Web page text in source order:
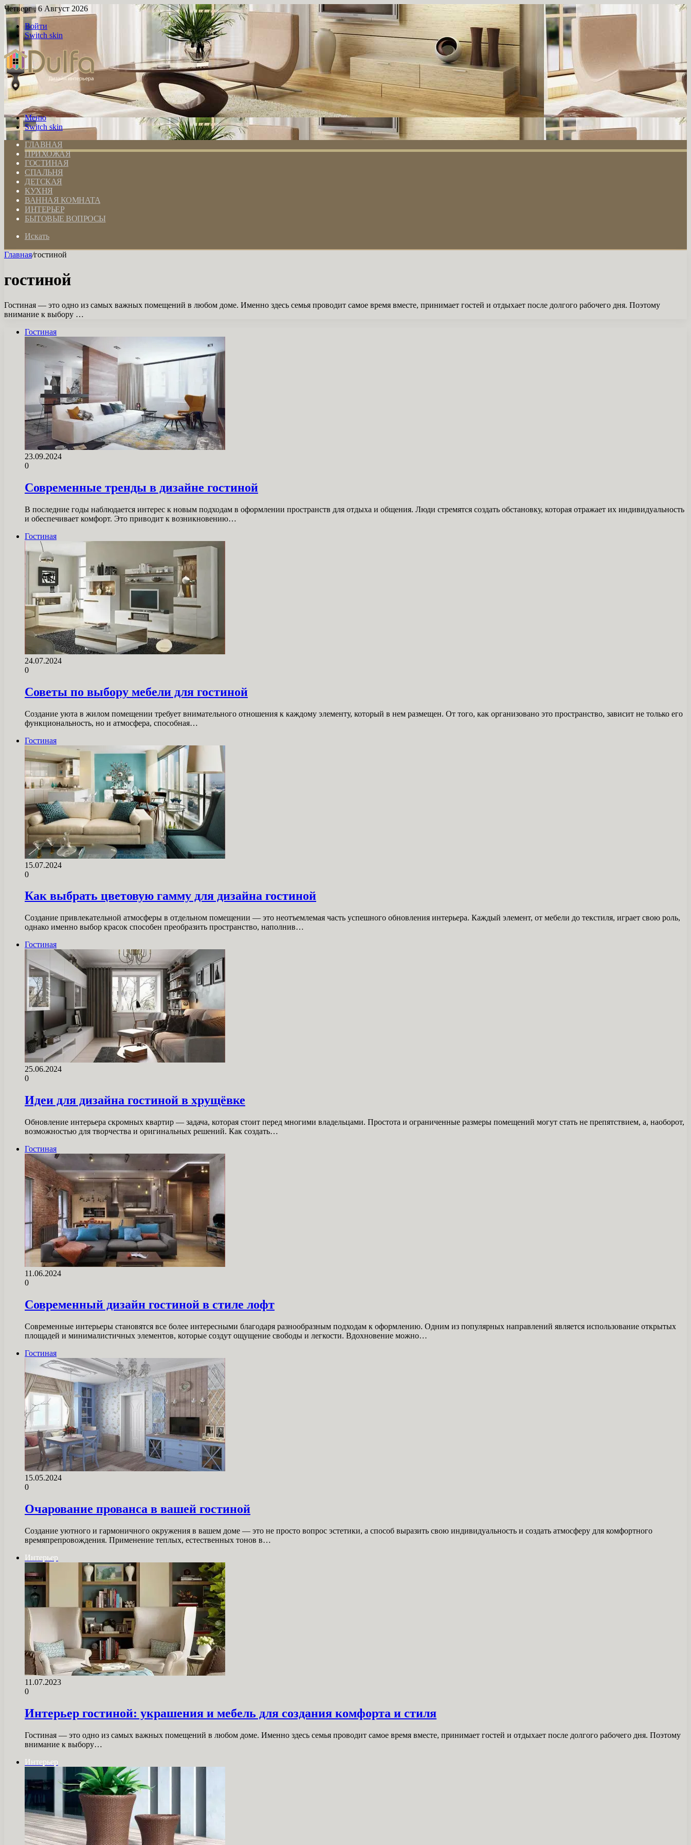
Четверг , 6 Август 2026
Войти
Switch skin
Меню
Switch skin
ГЛАВНАЯ
ПРИХОЖАЯ
ГОСТИНАЯ
СПАЛЬНЯ
ДЕТСКАЯ
КУХНЯ
ВАННАЯ КОМНАТА
ИНТЕРЬЕР
БЫТОВЫЕ ВОПРОСЫ
Искать
Главная/гостиной
гостиной
Гостиная — это одно из самых важных помещений в любом доме. Именно здесь семья проводит самое время вместе, принимает гостей и отдыхает после долгого рабочего дня. Поэтому
внимание к выбору …
Гостиная
23.09.2024
0
Современные тренды в дизайне гостиной
В последние годы наблюдается интерес к новым подходам в оформлении пространств для отдыха и общения. Люди стремятся создать обстановку, которая отражает их индивидуальность
и обеспечивает комфорт. Это приводит к возникновению…
Гостиная
24.07.2024
0
Советы по выбору мебели для гостиной
Создание уюта в жилом помещении требует внимательного отношения к каждому элементу, который в нем размещен. От того, как организовано это пространство, зависит не только его
функциональность, но и атмосфера, способная…
Гостиная
15.07.2024
0
Как выбрать цветовую гамму для дизайна гостиной
Создание привлекательной атмосферы в отдельном помещении — это неотъемлемая часть успешного обновления интерьера. Каждый элемент, от мебели до текстиля, играет свою роль,
однако именно выбор красок способен преобразить пространство, наполнив…
Гостиная
25.06.2024
0
Идеи для дизайна гостиной в хрущёвке
Обновление интерьера скромных квартир — задача, которая стоит перед многими владельцами. Простота и ограниченные размеры помещений могут стать не препятствием, а, наоборот,
возможностью для творчества и оригинальных решений. Как создать…
Гостиная
11.06.2024
0
Современный дизайн гостиной в стиле лофт
Современные интерьеры становятся все более интересными благодаря разнообразным подходам к оформлению. Одним из популярных направлений является использование открытых
площадей и минималистичных элементов, которые создут ощущение свободы и легкости. Вдохновение можно…
Гостиная
15.05.2024
0
Очарование прованса в вашей гостиной
Создание уютного и гармоничного окружения в вашем доме — это не просто вопрос эстетики, а способ выразить свою индивидуальность и создать атмосферу для комфортного
времяпрепровождения. Применение теплых, естественных тонов в…
Интерьер
11.07.2023
0
Интерьер гостиной: украшения и мебель для создания комфорта и стиля
Гостиная — это одно из самых важных помещений в любом доме. Именно здесь семья проводит самое время вместе, принимает гостей и отдыхает после долгого рабочего дня. Поэтому
внимание к выбору…
Интерьер